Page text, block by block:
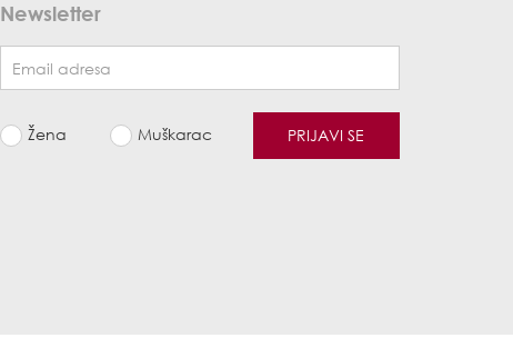
Newsletter
Žena Muškarac PRIJAVI SE